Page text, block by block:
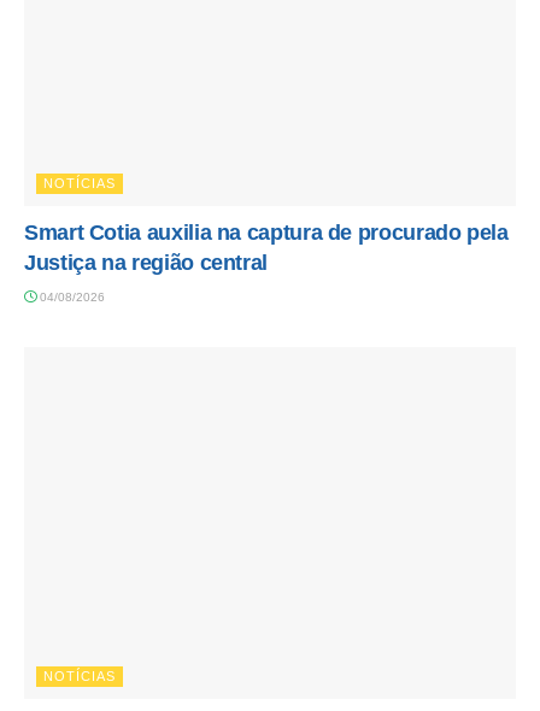
NOTÍCIAS
Smart Cotia auxilia na captura de procurado pela
Justiça na região central
04/08/2026
NOTÍCIAS